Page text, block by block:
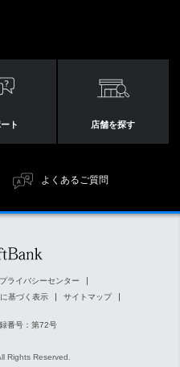
ト 店舗を探す
よくあるご質問
プライバシーセンター
基づく表示 サイトマップ
番号：第72号
Rights Reserved.